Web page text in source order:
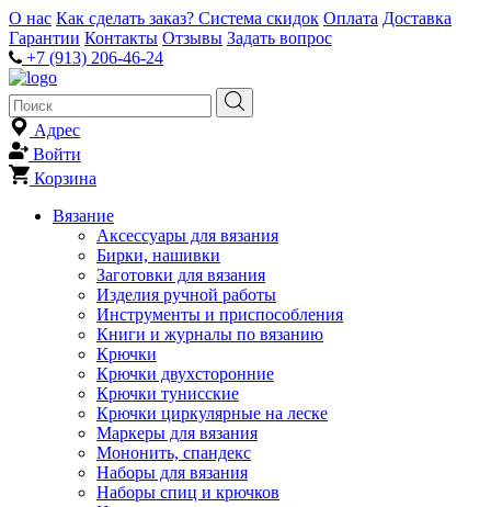
О нас Как сделать заказ? Система скидок Оплата Доставка
Гарантии Контакты Отзывы Задать вопрос
+7 (913) 206-46-24
Адрес
Войти
Корзина
Вязание
Аксессуары для вязания
Бирки, нашивки
Заготовки для вязания
Изделия ручной работы
Инструменты и приспособления
Книги и журналы по вязанию
Крючки
Крючки двухсторонние
Крючки тунисские
Крючки циркулярные на леске
Маркеры для вязания
Мононить, спандекс
Наборы для вязания
Наборы спиц и крючков